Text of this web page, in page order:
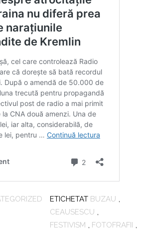
ETICHETAT BUZAU ,
CEAUSESCU ,
FESTIVISM , FOTOFRAFII ,